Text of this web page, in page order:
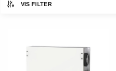
VIS FILTER